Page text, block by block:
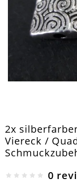
2x
Viereck /
0